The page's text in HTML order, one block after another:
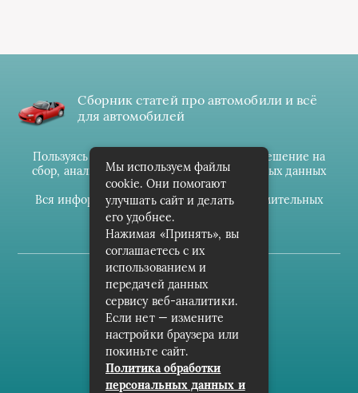
Сборник статей про автомобили и всё
для автомобилей
Пользуясь данным ресурсом вы даёте разрешение на
сбор, анализ и хранение своих персональных данных
согласноПравилам
Вся информация предоставлена в ознакомительных
целях.
(c) cpark-avto.ru
Карта сайта
О проекте
Архив
Мы используем файлы
cookie. Они помогают
улучшать сайт и делать
его удобнее.
Нажимая «Принять», вы
соглашаетесь с их
использованием и
передачей данных
сервису веб-аналитики.
Если нет — измените
настройки браузера или
покиньте сайт.
Политика обработки
персональных данных и